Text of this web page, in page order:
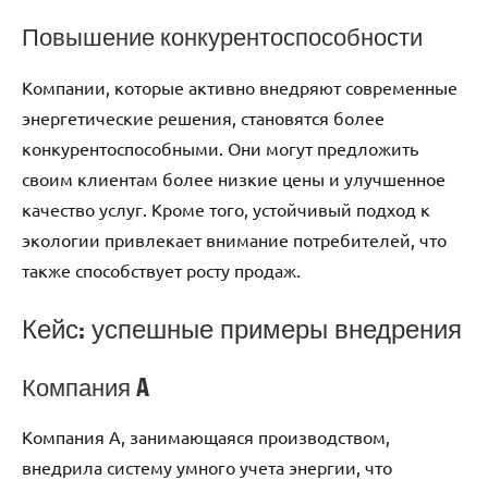
Повышение конкурентоспособности
Компании, которые активно внедряют современные
энергетические решения, становятся более
конкурентоспособными. Они могут предложить
своим клиентам более низкие цены и улучшенное
качество услуг. Кроме того, устойчивый подход к
экологии привлекает внимание потребителей, что
также способствует росту продаж.
Кейс: успешные примеры внедрения
Компания A
Компания A, занимающаяся производством,
внедрила систему умного учета энергии, что